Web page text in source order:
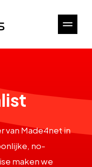
van Made4net in
no-
maken we